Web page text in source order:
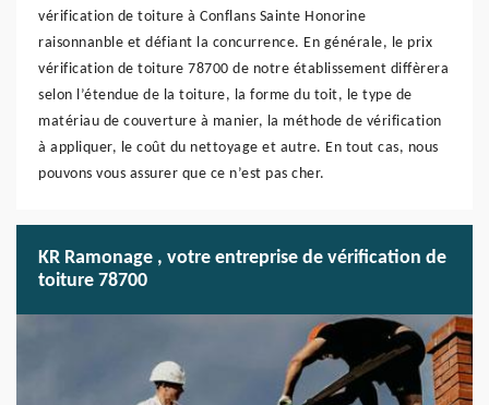
vérification de toiture à Conflans Sainte Honorine
raisonnanble et défiant la concurrence. En générale, le prix
vérification de toiture 78700 de notre établissement diffèrera
selon l’étendue de la toiture, la forme du toit, le type de
matériau de couverture à manier, la méthode de vérification
à appliquer, le coût du nettoyage et autre. En tout cas, nous
pouvons vous assurer que ce n’est pas cher.
KR Ramonage , votre entreprise de vérification de
toiture 78700